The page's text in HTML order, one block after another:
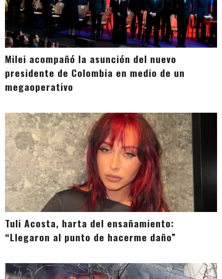
Milei acompañó la asunción del nuevo
presidente de Colombia en medio de un
megaoperativo
Tuli Acosta, harta del ensañamiento:
“Llegaron al punto de hacerme daño”